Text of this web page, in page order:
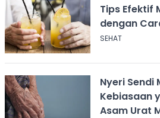
Tips Efektif
dengan
SEHAT
Nyeri Sendi
Kebiasaan
Asam Urat